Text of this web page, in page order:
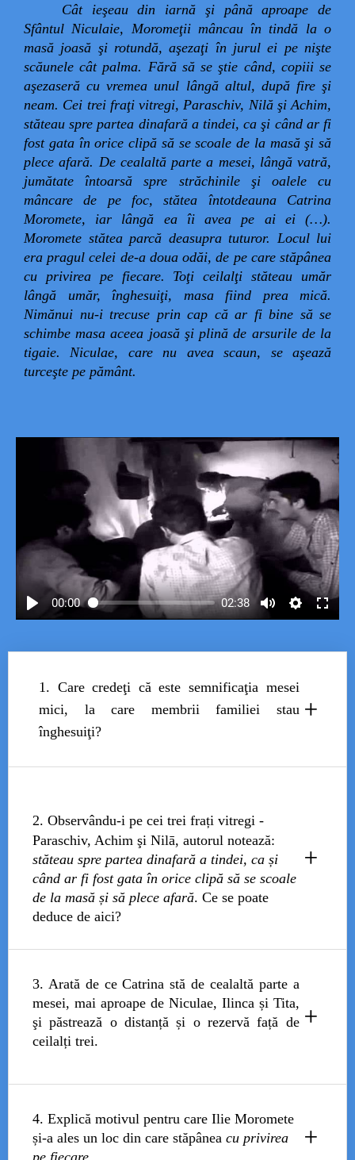
Cât ieşeau din iarnă şi până aproape de
Sfântul Niculaie, Moromeţii mâncau în tindă la o
masă joasă şi rotundă, aşezaţi în jurul ei pe nişte
scăunele cât palma. Fără să se ştie când, copiii se
aşezaseră cu vremea unul lângă altul, după fire şi
neam. Cei trei fraţi vitregi, Paraschiv, Nilă şi Achim,
stăteau spre partea dinafară a tindei, ca şi când ar fi
fost gata în orice clipă să se scoale de la masă şi să
plece afară. De cealaltă parte a mesei, lângă vatră,
jumătate întoarsă spre străchinile şi oalele cu
mâncare de pe foc, stătea întotdeauna Catrina
Moromete, iar lângă ea îi avea pe ai ei (…).
Moromete stătea parcă deasupra tuturor. Locul lui
era pragul celei de-a doua odăi, de pe care stăpânea
cu privirea pe fiecare. Toţi ceilalţi stăteau umăr
lângă umăr, înghesuiţi, masa fiind prea mică.
Nimănui nu-i trecuse prin cap că ar fi bine să se
schimbe masa aceea joasă şi plină de arsurile de la
tigaie. Niculae, care nu avea scaun, se aşează
turceşte pe pământ.
00:00 02:38
1. Care credeţi că este semnificaţia mesei
mici, la care membrii familiei stau
înghesuiţi?
+
limitarea spațiului familial , atât în sens material,
cât și afectiv,
incapacitatea familiei de a se
adapta
la noile realități.
Înghesuiala reflectălipsa de comunicare reală și
tensiunile ascunse.
Masa devine un spațiu alconviețuirii forțate
al comuniunii.
2. Observându-i pe cei trei frați vitregi -
Paraschiv, Achim şi Nilā, autorul notează:
stăteau spre partea dinafară a tindei, ca și
când ar fi fost gata în orice clipă să se scoale
de la masă și să plece afară. Ce se poate
deduce de aici?
+
Poziționarea lor „spre partea dinafară a tindei
sugerează:
distanțarea față de familie,
lipsa integrării afective
lor.
3. Arată de ce Catrina stă de cealaltă parte a
mesei, mai aproape de Niculae, Ilinca și Tita,
şi păstrează o distanță și o rezervă față de
ceilalți trei.
+
Catrina păstrează o apropiere firească față de
copiii ei biologici(Niculae, Ilinca și Tita), ceea
ce indică
4. Explică motivul pentru care Ilie Moromete
și-a ales un loc din care stăpânea cu privirea
pe fiecare
+